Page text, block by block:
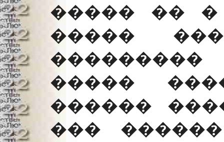
����� �� �
�����
�����
������
���